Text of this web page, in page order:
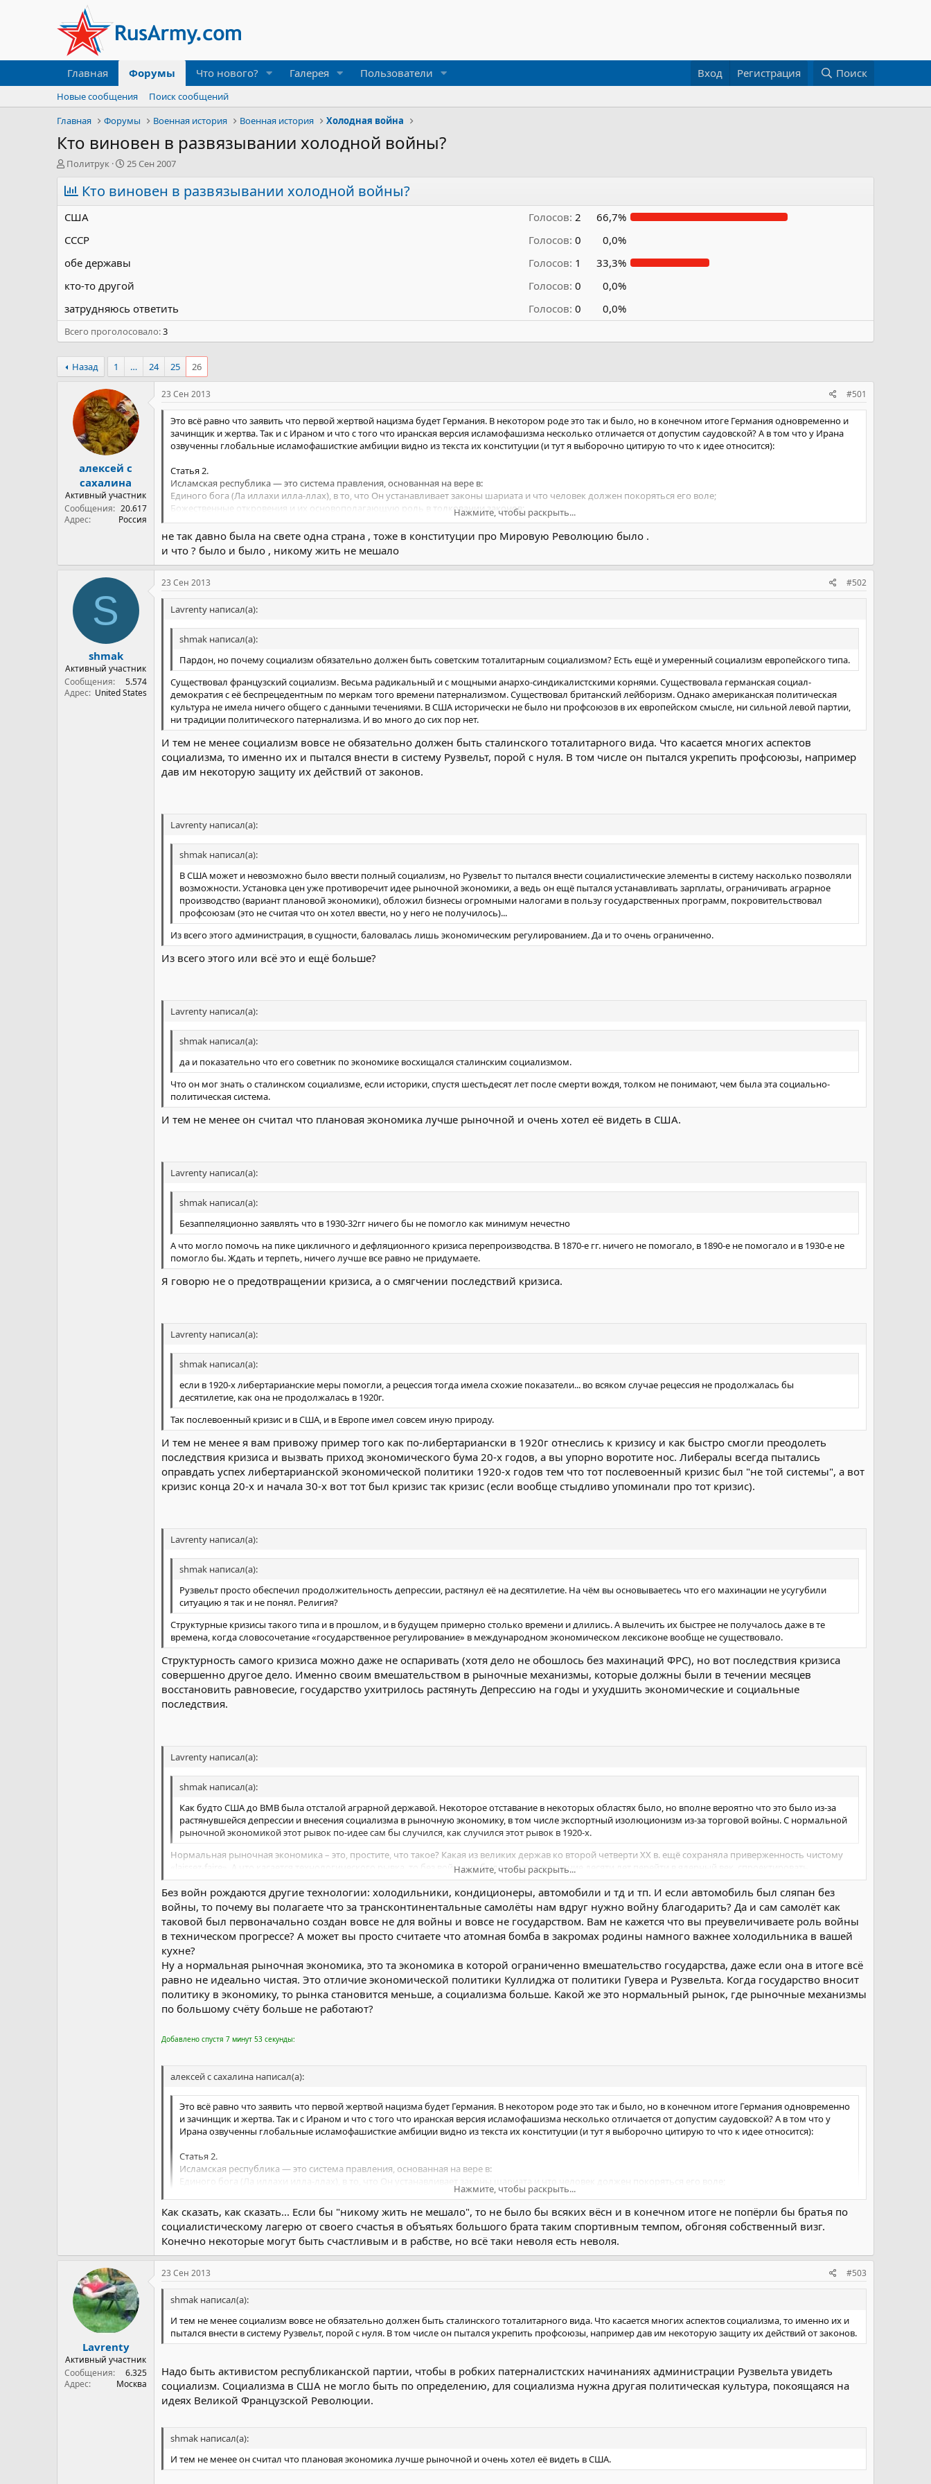
Главная Форумы Что нового? Галерея Пользователи Вход Регистрация Поиск
Новые сообщения
Поиск сообщений
Главная
Форумы Военная история Военная история Холодная война
Кто виновен в развязывании холодной войны?
А
в
т
о
р
т
е
ы
Политрук
Д
а
т
а
л
25 Сен 2007
Кто виновен в развязывании холодной войны?
США Голосов: 2
66,7%
СССР
Голосов: 0
0,0%
обе державы
Голосов: 1
33,3%
кто-то другой
Голосов: 0
0,0%
затрудняюсь ответить
Голосов: 0 0,0%
Всего проголосовало 3
Назад 1 … 24 25 26
алексей с
сахалина
Активный участник
Сообщения
20.617
Адрес
Россия
23 Сен 2013 #501
Это всё равно что заявить что первой жертвой нацизма будет Германия. В некотором роде это так и было, но в конечном итоге Германия одновременно и
зачинщик и жертва. Так и с Ираном и что с того что иранская версия исламофашизма несколько отличается от допустим саудовской? А в том что у Ирана
озвученны глобальные исламофашисткие амбиции видно из текста их конституции (и тут я выборочно цитирую то что к идее относится):
Статья 2.
Исламская республика — это система правления, основанная на вере в:
Единого бога (Ла иллахи илла-ллах), в то, что Он устанавливает законы шариата и что человек должен покоряться его воле;
Божественные откровения и их основополагающую роль в толковании законов;
Божественную справедливость в Создании и установлении законов шариата;
Преемственность имамов (имамат) и их опека над обществом и основополагающая роль этого принципа в продолжении исламской революции;
Благородство и высшую ценность человека и свободы и его ответственности перед Богом, что обеспечивает равенство, справедливость и политическую,
экономическую, социальную и культурную независимость, а также национальное единство и солидарность путем:
а) непрерывного исполнения законов шариата, отвечающими всем требованиям факихов на основе Писания и сунны 14 непорочных. (Пророк Мухаммад.
его дочь Фатима и 12 имамов);
Правительство Исламской Республики Иран призвано использовать все свои возможности для достижения целей, перечисленных в статье 2 для:
развития и укрепления исламского братства и сотрудничества между людьми.
выработки внешней политики страны на основе исламских критериев установления братского союза со всеми мусульманами и бескорыстной поддержки
угнетенных мира.
Нажмите, чтобы раскрыть...
не так давно была на свете одна страна , тоже в конституции про Мировую Революцию было .
и что ? было и было , никому жить не мешало
S
shmak
Активный участник
Сообщения
5.574
Адрес United States
23 Сен 2013 #502
Lavrenty написал(а):
shmak написал(а):
Пардон, но почему социализм обязательно должен быть советским тоталитарным социализмом? Есть ещё и умеренный социализм европейского типа.
Существовал французский социализм. Весьма радикальный и с мощными анархо-синдикалистскими корнями. Существовала германская социал-
демократия с её беспрецедентным по меркам того времени патернализмом. Существовал британский лейборизм. Однако американская политическая
культура не имела ничего общего с данными течениями. В США исторически не было ни профсоюзов в их европейском смысле, ни сильной левой партии,
ни традиции политического патернализма. И во много до сих пор нет.
И тем не менее социализм вовсе не обязательно должен быть сталинского тоталитарного вида. Что касается многих аспектов
социализма, то именно их и пытался внести в систему Рузвельт, порой с нуля. В том числе он пытался укрепить профсоюзы, например
дав им некоторую защиту их действий от законов.
Lavrenty написал(а):
shmak написал(а):
В США может и невозможно было ввести полный социализм, но Рузвельт то пытался внести социалистические элементы в систему насколько позволяли
возможности. Установка цен уже противоречит идее рыночной экономики, а ведь он ещё пытался устанавливать зарплаты, ограничивать аграрное
производство (вариант плановой экономики), обложил бизнесы огромными налогами в пользу государственных программ, покровительствовал
профсоюзам (это не считая что он хотел ввести, но у него не получилось)...
Из всего этого администрация, в сущности, баловалась лишь экономическим регулированием. Да и то очень ограниченно.
Из всего этого или всё это и ещё больше?
Lavrenty написал(а):
shmak написал(а):
да и показательно что его советник по экономике восхищался сталинским социализмом.
Что он мог знать о сталинском социализме, если историки, спустя шестьдесят лет после смерти вождя, толком не понимают, чем была эта социально-
политическая система.
И тем не менее он считал что плановая экономика лучше рыночной и очень хотел её видеть в США.
Lavrenty написал(а):
shmak написал(а):
Безаппеляционно заявлять что в 1930-32гг ничего бы не помогло как минимум нечестно
А что могло помочь на пике цикличного и дефляционного кризиса перепроизводства. В 1870-е гг. ничего не помогало, в 1890-е не помогало и в 1930-е не
помогло бы. Ждать и терпеть, ничего лучше все равно не придумаете.
Я говорю не о предотвращении кризиса, а о смягчении последствий кризиса.
Lavrenty написал(а):
shmak написал(а):
если в 1920-х либертарианские меры помогли, а рецессия тогда имела схожие показатели... во всяком случае рецессия не продолжалась бы
десятилетие, как она не продолжалась в 1920г.
Так послевоенный кризис и в США, и в Европе имел совсем иную природу.
И тем не менее я вам привожу пример того как по-либертариански в 1920г отнеслись к кризису и как быстро смогли преодолеть
последствия кризиса и вызвать приход экономического бума 20-х годов, а вы упорно воротите нос. Либералы всегда пытались
оправдать успех либертарианской экономической политики 1920-х годов тем что тот послевоенный кризис был "не той системы", а вот
кризис конца 20-х и начала 30-х вот тот был кризис так кризис (если вообще стыдливо упоминали про тот кризис).
Lavrenty написал(а):
shmak написал(а):
Рузвельт просто обеспечил продолжительность депрессии, растянул её на десятилетие. На чём вы основываетесь что его махинации не усугубили
ситуацию я так и не понял. Религия?
Структурные кризисы такого типа и в прошлом, и в будущем примерно столько времени и длились. А вылечить их быстрее не получалось даже в те
времена, когда словосочетание «государственное регулирование» в международном экономическом лексиконе вообще не существовало.
Структурность самого кризиса можно даже не оспаривать (хотя дело не обошлось без махинаций ФРС), но вот последствия кризиса
совершенно другое дело. Именно своим вмешательством в рыночные механизмы, которые должны были в течении месяцев
восстановить равновесие, государство ухитрилось растянуть Депрессию на годы и ухудшить экономические и социальные
последствия.
Lavrenty написал(а):
shmak написал(а):
Как будто США до ВМВ была отсталой аграрной державой. Некоторое отставание в некоторых областях было, но вполне вероятно что это было из-за
растянувшейся депрессии и внесения социализма в рыночную экономику, в том числе экспортный изолюционизм из-за торговой войны. С нормальной
рыночной экономикой этот рывок по-идее сам бы случился, как случился этот рывок в 1920-х.
Нажмите, чтобы раскрыть...
Нормальная рыночная экономика – это, простите, что такое? Какая из великих держав ко второй четверти XX в. ещё сохраняла приверженность чистому
«laissez-faire». А что касается технологического рывка, то без войны не было шансов в течение десяти лет перейти в ядерный век, спроектировать
трансконтинентальные самолеты, добиться выдающегося прогресса радиоэлектроники. Такие технологии без войн не рождаются.
Нажмите, чтобы раскрыть...
Без войн рождаются другие технологии: холодильники, кондиционеры, автомобили и тд и тп. И если автомобиль был сляпан без
войны, то почему вы полагаете что за трансконтинентальные самолёты нам вдруг нужно войну благодарить? Да и сам самолёт как
таковой был первоначально создан вовсе не для войны и вовсе не государством. Вам не кажется что вы преувеличиваете роль войны
в техническом прогрессе? А может вы просто считаете что атомная бомба в закромах родины намного важнее холодильника в вашей
кухне?
Ну а нормальная рыночная экономика, это та экономика в которой ограниченно вмешательство государства, даже если она в итоге всё
равно не идеально чистая. Это отличие экономической политики Куллиджа от политики Гувера и Рузвельта. Когда государство вносит
политику в экономику, то рынка становится меньше, а социализма больше. Какой же это нормальный рынок, где рыночные механизмы
по большому счёту больше не работают?
Добавлено спустя 7 минут 53 секунды:
алексей с сахалина написал(а):
Это всё равно что заявить что первой жертвой нацизма будет Германия. В некотором роде это так и было, но в конечном итоге Германия одновременно
и зачинщик и жертва. Так и с Ираном и что с того что иранская версия исламофашизма несколько отличается от допустим саудовской? А в том что у
Ирана озвученны глобальные исламофашисткие амбиции видно из текста их конституции (и тут я выборочно цитирую то что к идее относится):
Статья 2.
Исламская республика — это система правления, основанная на вере в:
Единого бога (Ла иллахи илла-ллах), в то, что Он устанавливает законы шариата и что человек должен покоряться его воле;
Божественные откровения и их основополагающую роль в толковании законов;
Божественную справедливость в Создании и установлении законов шариата;
Преемственность имамов (имамат) и их опека над обществом и основополагающая роль этого принципа в продолжении исламской революции;
Благородство и высшую ценность человека и свободы и его ответственности перед Богом, что обеспечивает равенство, справедливость и
политическую, экономическую, социальную и культурную независимость, а также национальное единство и солидарность путем:
а) непрерывного исполнения законов шариата, отвечающими всем требованиям факихов на основе Писания и сунны 14 непорочных. (Пророк
Мухаммад. его дочь Фатима и 12 имамов);
Статья 3.
Правительство Исламской Республики Иран призвано использовать все свои возможности для достижения целей, перечисленных в статье 2 для:
...
развития и укрепления исламского братства и сотрудничества между людьми.
поддержки угнетенных мира.
Нажмите, чтобы раскрыть...
не так давно была на свете одна страна , тоже в конституции про Мировую Революцию было .
и что ? было и было , никому жить не мешало
Нажмите, чтобы раскрыть...
Как сказать, как сказать... Если бы "никому жить не мешало", то не было бы всяких вёсн и в конечном итоге не попёрли бы братья по
социалистическому лагерю от своего счастья в объятьях большого брата таким спортивным темпом, обгоняя собственный визг.
Конечно некоторые могут быть счастливым и в рабстве, но всё таки неволя есть неволя.
Lavrenty
Активный участник
Сообщения
6.325
Адрес
Москва
23 Сен 2013 #503
shmak написал(а):
И тем не менее социализм вовсе не обязательно должен быть сталинского тоталитарного вида. Что касается многих аспектов социализма, то именно их и
пытался внести в систему Рузвельт, порой с нуля. В том числе он пытался укрепить профсоюзы, например дав им некоторую защиту их действий от законов.
Надо быть активистом республиканской партии, чтобы в робких патерналистских начинаниях администрации Рузвельта увидеть
социализм. Социализма в США не могло быть по определению, для социализма нужна другая политическая культура, покоящаяся на
идеях Великой Французской Революции.
shmak написал(а):
И тем не менее он считал что плановая экономика лучше рыночной и очень хотел её видеть в США.